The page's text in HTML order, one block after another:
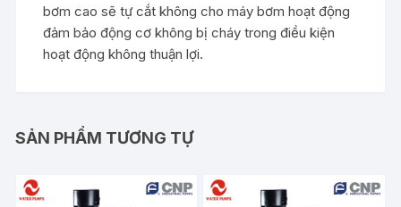
bơm cao sẽ tự cắt không cho máy bơm hoạt động
đảm bảo động cơ không bị cháy trong điều kiện
hoạt động không thuận lợi.
SẢN PHẨM TƯƠNG TỰ